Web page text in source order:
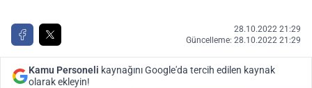
28.10.2022 21:29
Güncelleme: 28.10.2022 21:29
Kamu Personeli kaynağını Google'da tercih edilen kaynak
olarak ekleyin!